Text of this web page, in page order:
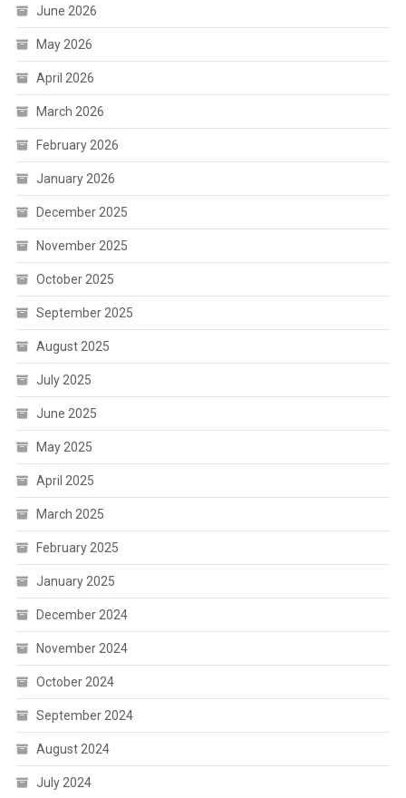
June 2026
May 2026
April 2026
March 2026
February 2026
January 2026
December 2025
November 2025
October 2025
September 2025
August 2025
July 2025
June 2025
May 2025
April 2025
March 2025
February 2025
January 2025
December 2024
November 2024
October 2024
September 2024
August 2024
July 2024